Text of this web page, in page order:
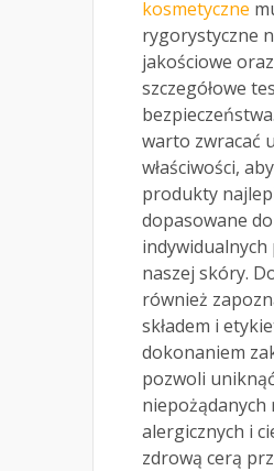
kosmetyczne
rygorystyczne
jakościowe
szczegółowe
warto zwracać
właściwości,
produkty
dopasowane do
naszej skóry.
również
składem i
dokonaniem
pozwoli uniknąć
niepożądanych
alergicznych i
zdrową cerą